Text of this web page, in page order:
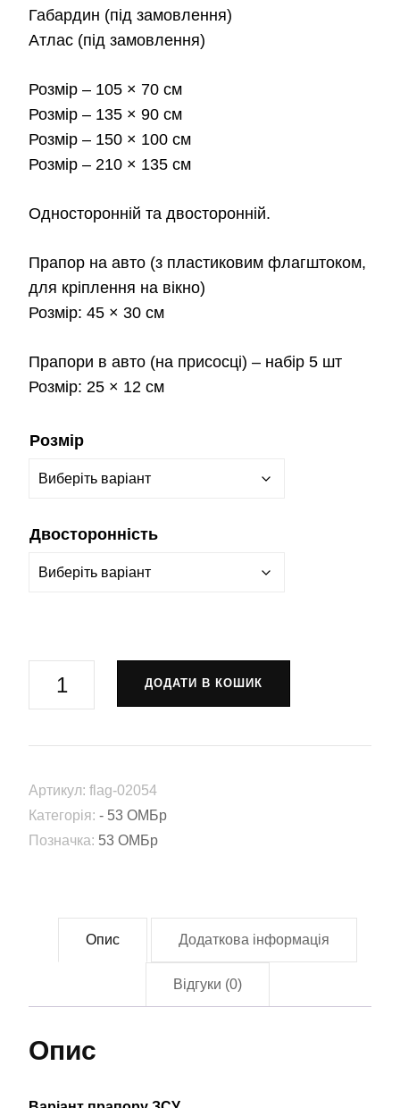
Габардин (під замовлення)
Атлас (під замовлення)
Розмір – 105 × 70 см
Розмір – 135 × 90 см
Розмір – 150 × 100 см
Розмір – 210 × 135 см
Односторонній та двосторонній.
Прапор на авто (з пластиковим флагштоком,
для кріплення на вікно)
Розмір: 45 × 30 см
Прапори в авто (на присосці) – набір 5 шт
Розмір: 25 × 12 см
Розмір
Двосторонність
окрема
бригада
імені
князя
кількість
ДОДАТИ В КОШИК
Артикул: flag-02054
Категорія: - 53 ОМБр
Позначка: 53 ОМБр
Опис Додаткова інформація
Відгуки (0)
Опис